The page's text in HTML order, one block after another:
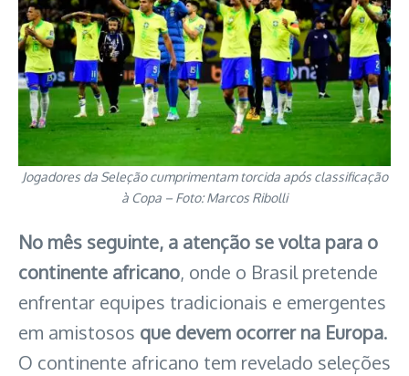
Jogadores da Seleção cumprimentam torcida após classificação
à Copa – Foto: Marcos Ribolli
No mês seguinte, a atenção se volta para o
continente africano, onde o Brasil pretende
enfrentar equipes tradicionais e emergentes
em amistosos que devem ocorrer na Europa.
O continente africano tem revelado seleções